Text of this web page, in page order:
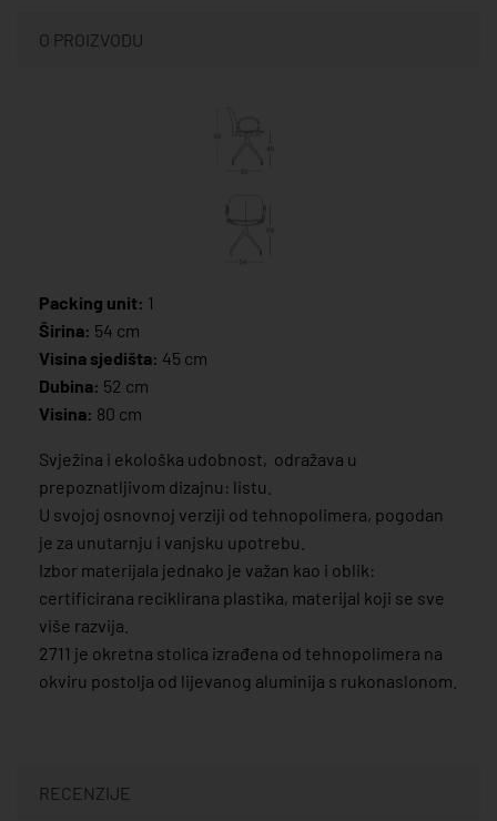
O PROIZVODU
Packing unit: 1
Širina: 54 cm
Visina sjedišta: 45 cm
Dubina: 52 cm
Visina: 80 cm
Svježina i ekološka udobnost, odražava u
prepoznatljivom dizajnu: listu.
U svojoj osnovnoj verziji od tehnopolimera, pogodan
je za unutarnju i vanjsku upotrebu.
Izbor materijala jednako je važan kao i oblik:
certificirana reciklirana plastika, materijal koji se sve
više razvija.
2711 je okretna stolica izrađena od tehnopolimera na
okviru postolja od lijevanog aluminija s rukonaslonom.
RECENZIJE